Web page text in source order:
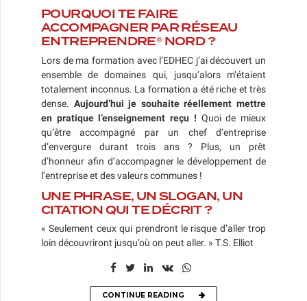
POURQUOI TE FAIRE
ACCOMPAGNER PAR RÉSEAU
ENTREPRENDRE® NORD ?
Lors de ma formation avec l’EDHEC j’ai découvert un
ensemble de domaines qui, jusqu’alors m’étaient
totalement inconnus. La formation a été riche et très
dense. Aujourd’hui je souhaite réellement mettre
en pratique l’enseignement reçu ! Quoi de mieux
qu’être accompagné par un chef d’entreprise
d’envergure durant trois ans ? Plus, un prêt
d’honneur afin d’accompagner le développement de
l’entreprise et des valeurs communes !
UNE PHRASE, UN SLOGAN, UN
CITATION QUI TE DÉCRIT ?
« Seulement ceux qui prendront le risque d’aller trop
loin découvriront jusqu’où on peut aller. » T.S. Elliot
CONTINUE READING